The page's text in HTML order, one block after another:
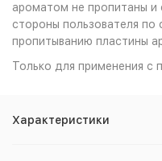
ароматом не пропитаны и
стороны пользователя по
пропитыванию пластины
Только для применения
Характеристики